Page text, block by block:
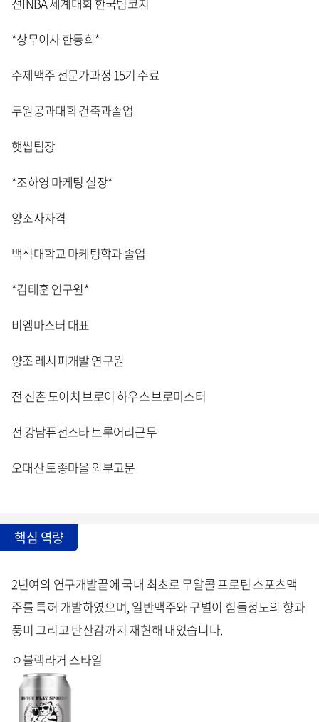
*상무이사 한동희*
수제맥주 전문가과정 15기 수료
두원공과대학 건축과졸업
햇썹팀장
*조하영 마케팅 실장*
양조사자격
백석대학교 마케팅학과 졸업
*김태훈 연구원*
비엠마스터 대표
양조 레시피개발 연구원
전 신촌 도이치 브로이 하우스 브로마스터
전 강남퓨전스타 브루어리근무
오대산 토종마을 외부고문
핵심 역량
2년여의 연구개발끝에 국내 최초로 무알콜 프로틴 스포츠맥
주를 특허 개발하였으며, 일반맥주와 구별이 힘들정도의 향과
풍미 그리고 탄산감까지 재현해 내었습니다.
ㅇ블랙라거 스타일